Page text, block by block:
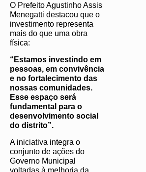
O Prefeito Agustinho Assis
Menegatti destacou que o
investimento representa
mais do que uma obra
física:
“Estamos investindo em
pessoas, em convivência
e no fortalecimento das
nossas comunidades.
Esse espaço será
fundamental para o
desenvolvimento social
do distrito”.
A iniciativa integra o
conjunto de ações do
Governo Municipal
voltadas à melhoria da